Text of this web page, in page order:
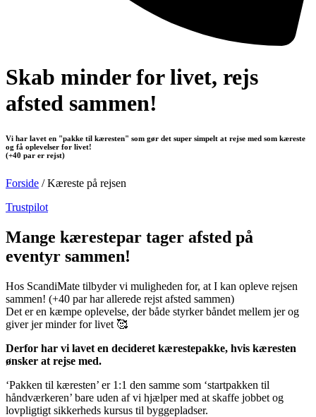
Skab minder for livet, rejs
afsted sammen!
Vi har lavet en "pakke til kæresten" som gør det super simpelt at rejse med som kæreste
og få oplevelser for livet!
(+40 par er rejst)
Forside /Kæreste på rejsen
Trustpilot
Mange kærestepar tager afsted på
eventyr sammen!
Hos ScandiMate tilbyder vi muligheden for, at I kan opleve rejsen
sammen! (+40 par har allerede rejst afsted sammen)
Det er en kæmpe oplevelse, der både styrker båndet mellem jer og
giver jer minder for livet 🥰
Derfor har vi lavet en decideret kærestepakke, hvis kæresten
ønsker at rejse med.
‘Pakken til kæresten’ er 1:1 den samme som ‘startpakken til
håndværkeren’ bare uden af vi hjælper med at skaffe jobbet og
lovpligtigt sikkerheds kursus til byggepladser.